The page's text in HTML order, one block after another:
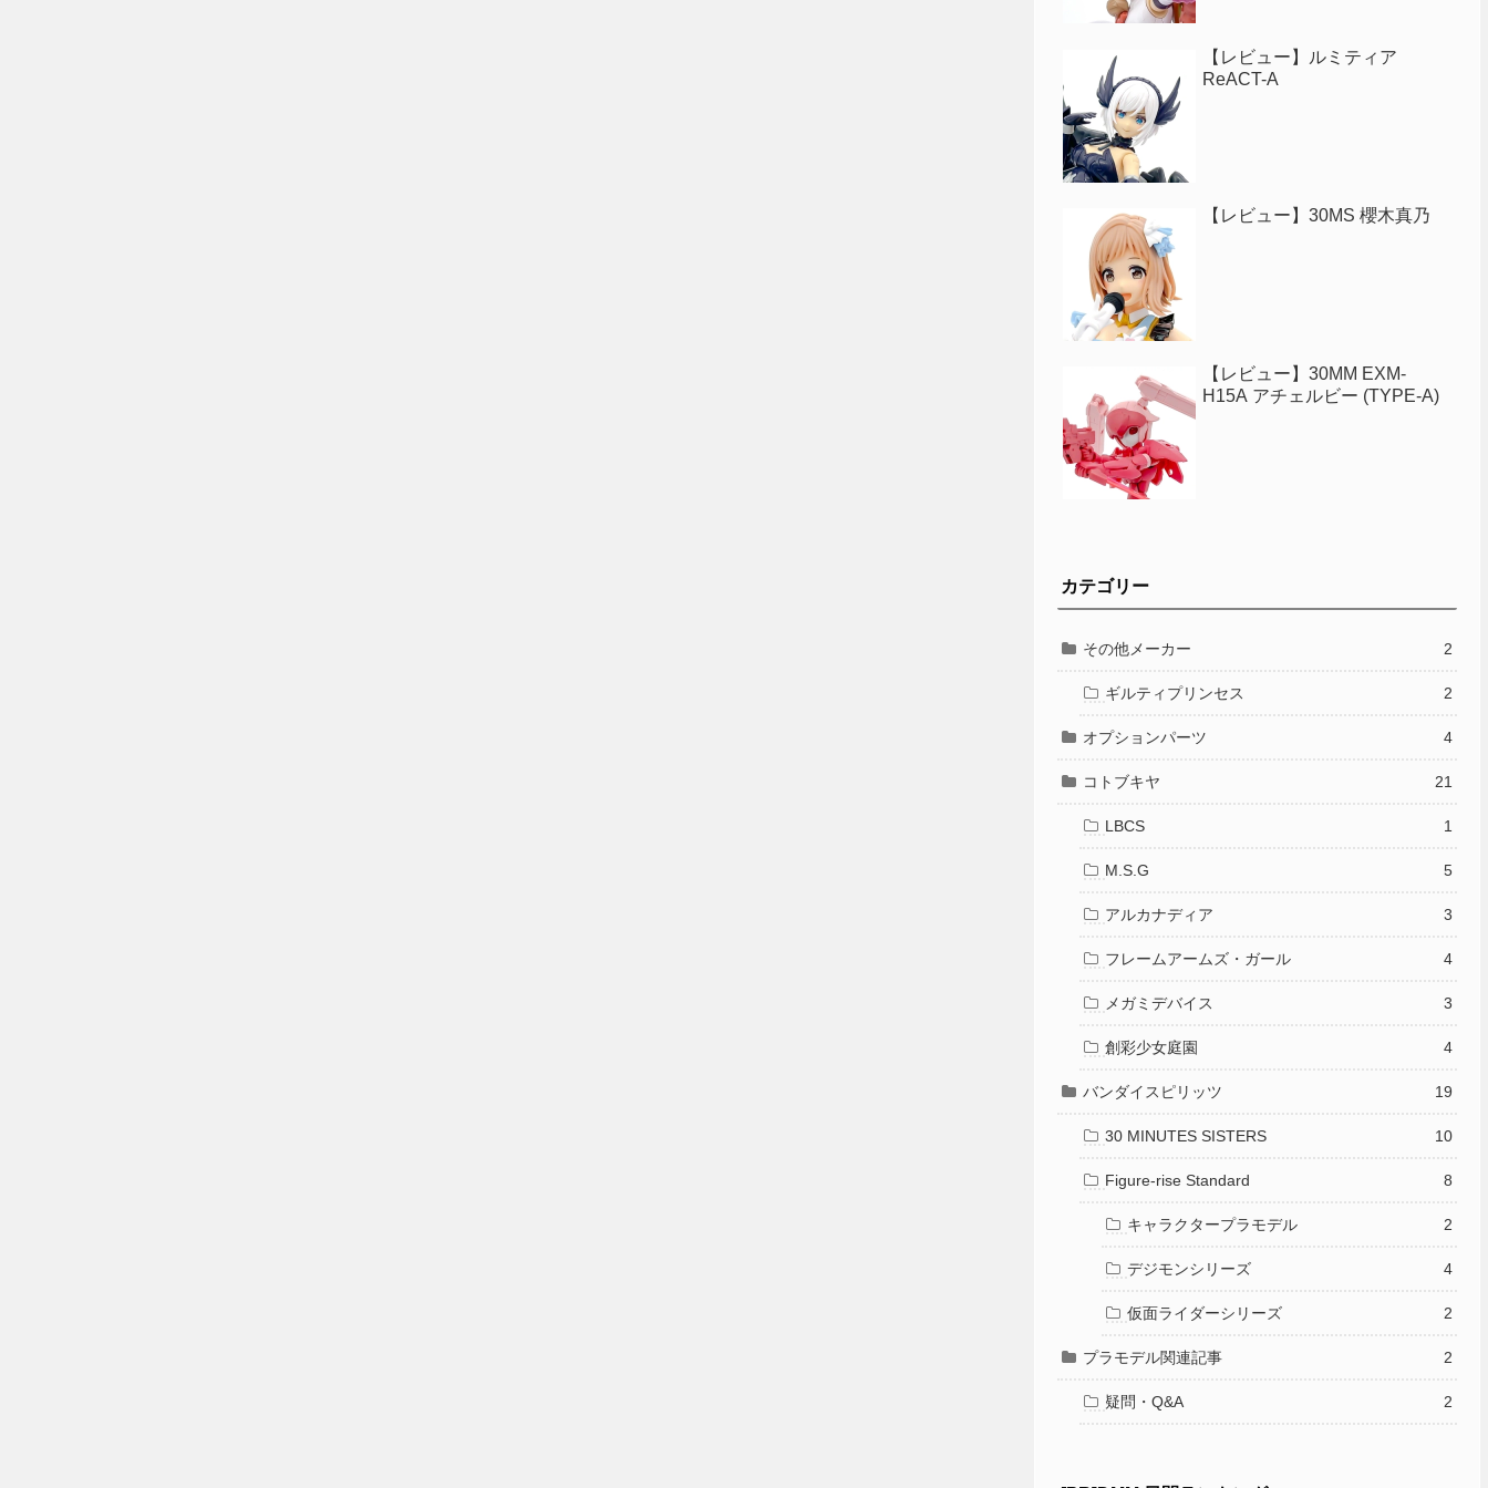
【レビュー】ルミティア
ReACT-A
【レビュー】30MS 櫻木真乃
【レビュー】30MM EXM-
H15A アチェルビー (TYPE-A)
カテゴリー
その他メーカー 2
ギルティプリンセス 2
オプションパーツ 4
コトブキヤ 21
LBCS 1
M.S.G 5
アルカナディア 3
フレームアームズ・ガール 4
メガミデバイス 3
創彩少女庭園 4
バンダイスピリッツ 19
30 MINUTES SISTERS 10
Figure-rise Standard 8
キャラクタープラモデル 2
デジモンシリーズ 4
仮面ライダーシリーズ 2
プラモデル関連記事 2
疑問・Q&A 2